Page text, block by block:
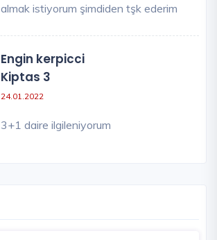
almak istiyorum şimdiden tşk ederim
Engin kerpicci
Kiptas 3
24.01.2022
3+1 daire ilgileniyorum